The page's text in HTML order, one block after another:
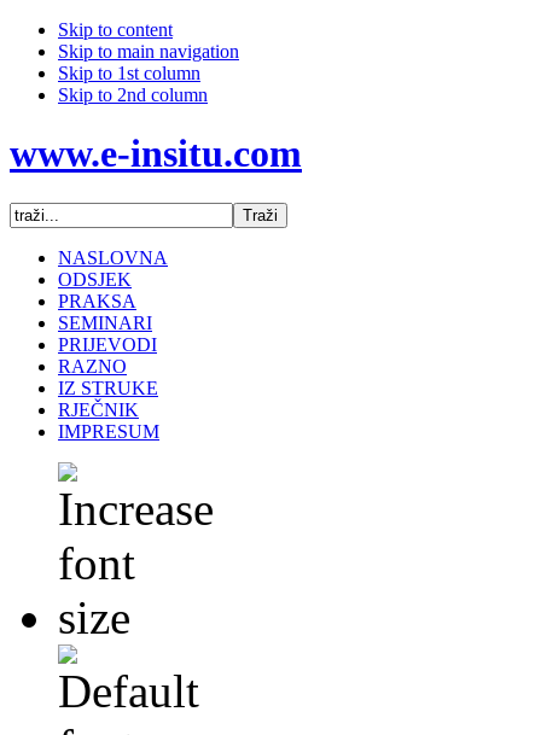
Skip to content
Skip to main navigation
Skip to 1st column
Skip to 2nd column
www.e-insitu.com
NASLOVNA
ODSJEK
PRAKSA
SEMINARI
PRIJEVODI
RAZNO
IZ STRUKE
RJEČNIK
IMPRESUM